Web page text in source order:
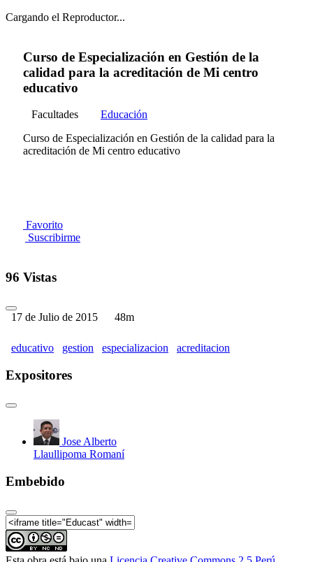
Cargando el Reproductor...
Curso de Especialización en Gestión de la
calidad para la acreditación de Mi centro
educativo
Facultades
Educación
Curso de Especialización en Gestión de la calidad para la
acreditación de Mi centro educativo
Favorito
Suscribirme
96 Vistas
17 de Julio de 2015 48m
educativo gestion especializacion acreditacion
Expositores
Jose Alberto
Llaullipoma Romaní
Embebido